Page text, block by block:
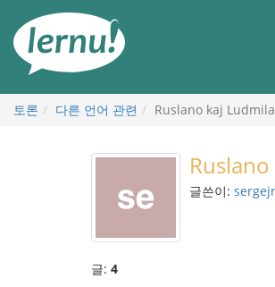
토론 다른 언어 관련 Ruslano kaj Ludmila
글쓴이:
글: 4